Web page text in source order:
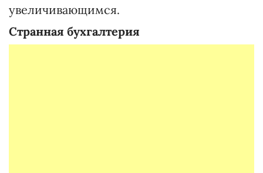
увеличивающимся.
Странная бухгалтерия